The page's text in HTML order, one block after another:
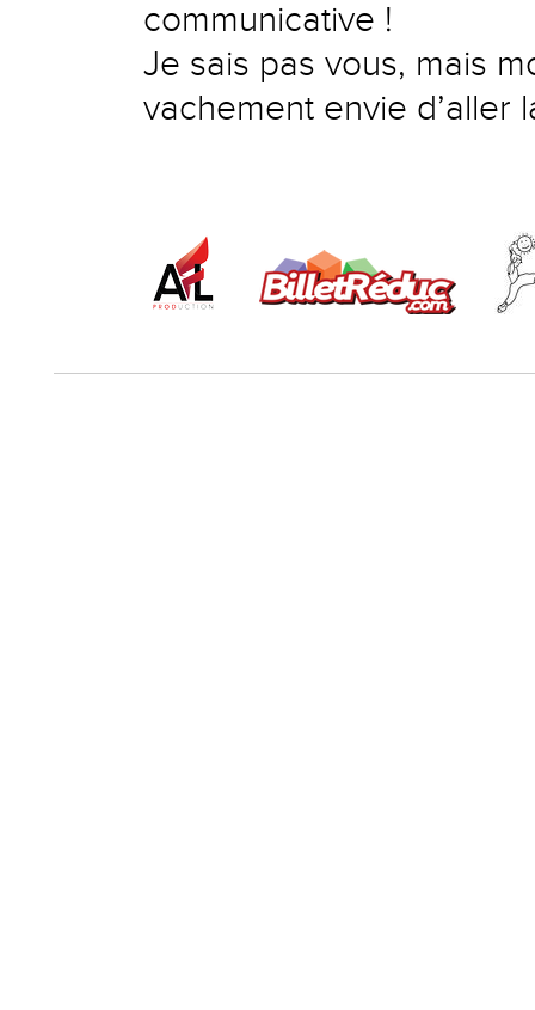
communicative !
Je sais pas vous, mais
vachement envie d’aller